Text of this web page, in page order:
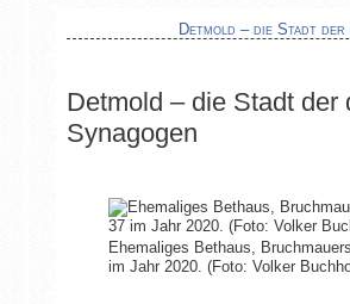
Detmold – die Stadt der
Detmold – die Stadt der
Synagogen
Ehemaliges Bethaus,
im Jahr 2020. (Foto: Volker